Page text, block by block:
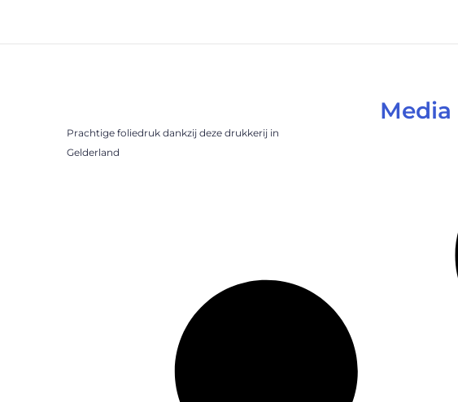
Media
Prachtige foliedruk dankzij deze drukkerij in
Gelderland